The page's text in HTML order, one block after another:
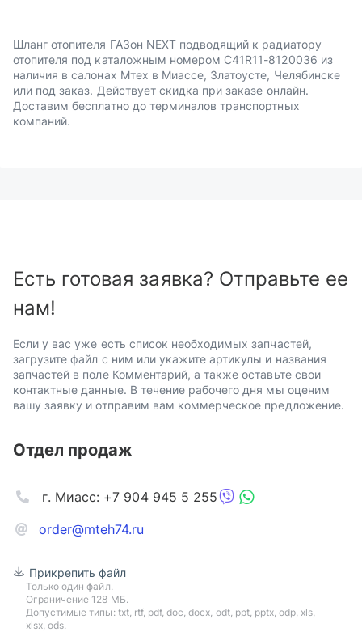
Шланг отопителя ГАЗон NEXT подводящий к радиатору
отопителя под каталожным номером С41R11-8120036 из
наличия в салонах Мтех в Миассе, Златоусте, Челябинске
или под заказ. Действует скидка при заказе онлайн.
Доставим бесплатно до терминалов транспортных
компаний.
Есть готовая заявка? Отправьте ее
нам!
Если у вас уже есть список необходимых запчастей,
загрузите файл с ним или укажите артикулы и названия
запчастей в поле Комментарий, а также оставьте свои
контактные данные. В течение рабочего дня мы оценим
вашу заявку и отправим вам коммерческое предложение.
Отдел продаж
order@mteh74.ru
г. Миасс: +7 904 945 5 255
Прикрепить файл
Только один файл.
Ограничение 128 МБ.
Допустимые типы: txt, rtf, pdf, doc, docx, odt, ppt, pptx, odp, xls,
xlsx, ods.